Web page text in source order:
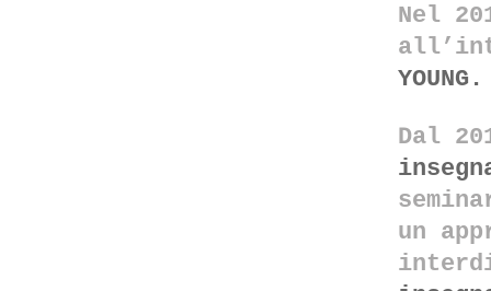
Nel
YOUNG.
Dal
un